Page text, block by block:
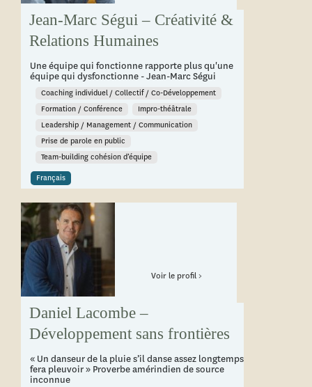
Jean-Marc Ségui – Créativité &
Relations Humaines
Une équipe qui fonctionne rapporte plus qu'une
équipe qui dysfonctionne - Jean-Marc Ségui
Coaching individuel / Collectif / Co-Développement
Formation / Conférence
Impro-théâtrale
Leadership / Management / Communication
Prise de parole en public
Team-building cohésion d’équipe
Français
Daniel Lacombe –
Développement sans frontières
« Un danseur de la pluie s’il danse assez longtemps
fera pleuvoir » Proverbe amérindien de source
inconnue
Voir le profil >